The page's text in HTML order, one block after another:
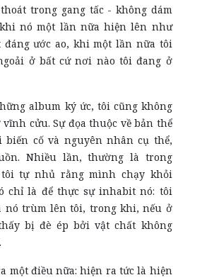
trong gang tấc - không dám
nó một lần nữa hiện lên như
ước ao, khi một lần nữa tôi
ở bất cứ nơi nào tôi đang ở
album ký ức, tôi cũng không
cửu. Sự đọa thuộc về bản thể
biến cố và nguyên nhân cụ thể,
Nhiều lần, thường là trong
tôi tự nhủ rằng mình chạy khỏi
chỉ là để thực sự inhabit nó: tôi
nó trùm lên tôi, trong khi, nếu ở
bị đè ép bởi vật chất không
một điều nữa: hiện ra tức là hiện